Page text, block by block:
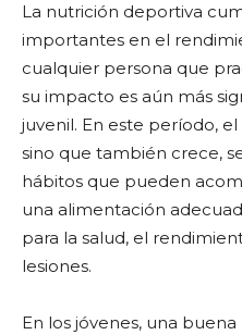
La nutrición deportiva
importantes en el
cualquier persona que
su impacto es aún más
juvenil. En este período,
sino que también crece,
hábitos que pueden
una alimentación
para la salud, el
lesiones.
En los jóvenes, una